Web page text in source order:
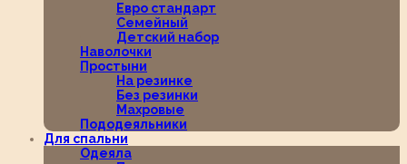
Евро стандарт
Семейный
Детский набор
Наволочки
Простыни
На резинке
Без резинки
Махровые
Пододеяльники
Для спальни
Одеяла